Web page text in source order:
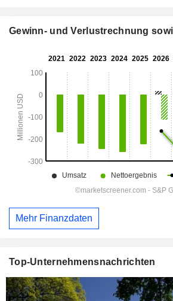
Gewinn- und Verlustrechnung
Mehr Finanzdaten
Top-Unternehmensnachrichten